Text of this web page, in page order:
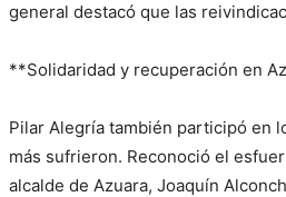
general destacó que las
**Solidaridad y recuperación en
Pilar Alegría también participó en
más sufrieron. Reconoció el
alcalde de Azuara, Joaquín